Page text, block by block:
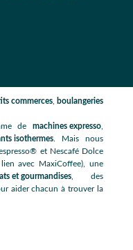
commerces
boulangeries
de machines expresso
isothermes. Mais nous
et Nescafé Dolce
avec MaxiCoffee), une
et gourmandises, des
aider chacun à trouver la